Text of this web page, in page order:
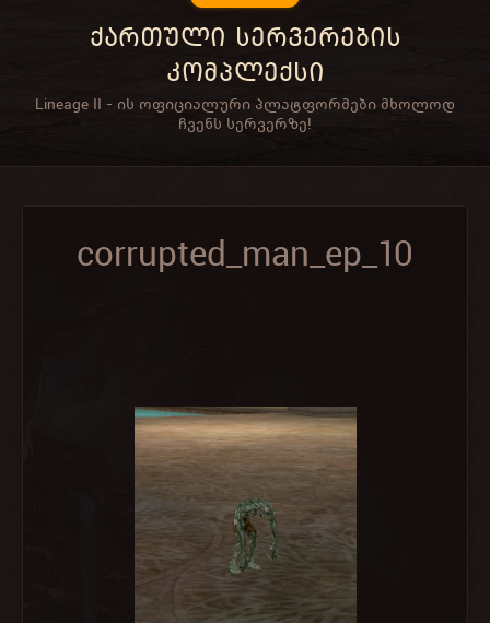
ქართული სერვერების
კომპლექსი
Lineage II - ის ოფიციალური პლატფორმები მხოლოდ
ჩვენს სერვერზე!
corrupted_man_ep_10